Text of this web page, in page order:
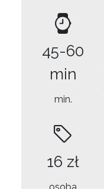
45-60
min
min.
16 zł